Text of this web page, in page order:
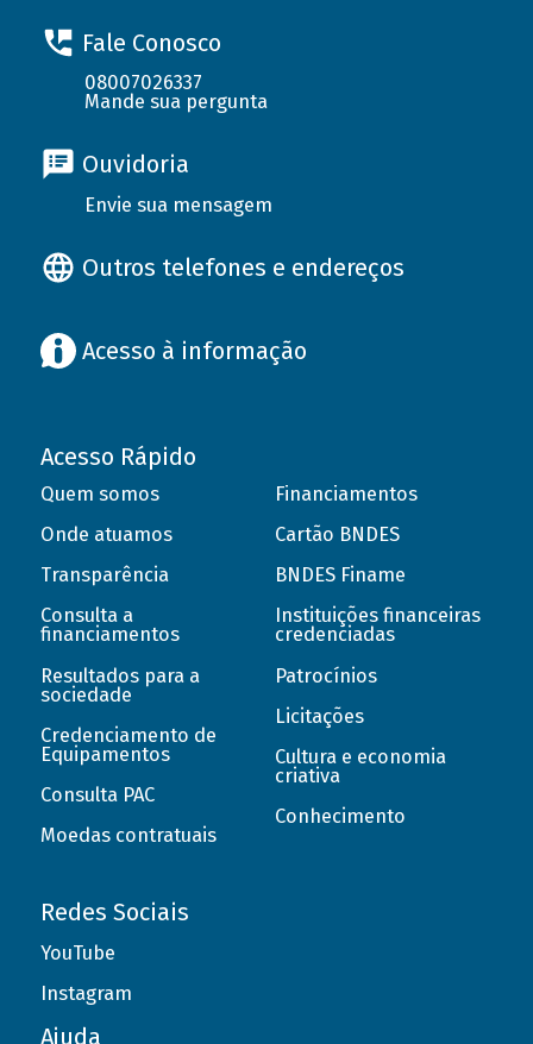
Fale Conosco
08007026337
Mande sua pergunta
Ouvidoria
Envie sua mensagem
Outros telefones e endereços
Acesso à informação
Acesso Rápido
Quem somos
Onde atuamos
Transparência
Consulta a
financiamentos
Resultados para a
sociedade
Credenciamento de
Equipamentos
Consulta PAC
Moedas contratuais
Financiamentos
Cartão BNDES
BNDES Finame
Instituições financeiras
credenciadas
Patrocínios
Licitações
Cultura e economia
criativa
Conhecimento
Redes Sociais
YouTube
Instagram
Ajuda